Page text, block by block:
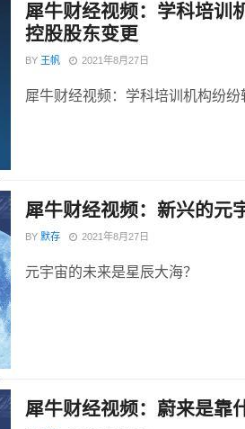
犀牛财经视频：学科培训
控股股东变更
BY 王帆 2021年8月27日
犀牛财经视频：学科培训机构纷
犀牛财经视频：新兴的元
BY 默存 2021年8月27日
元宇宙的未来是星辰大海？
犀牛财经视频：蔚来是靠